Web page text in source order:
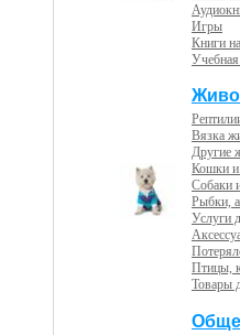
Игры
Книги
Вязка
Другие
Кошки и
Собаки
Рыбки,
Услуги
Птицы,
Товары